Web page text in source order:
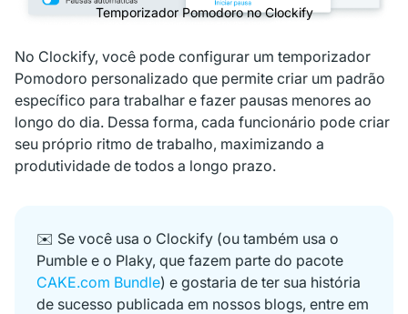
Temporizador Pomodoro no Clockify
No Clockify, você pode configurar um temporizador
Pomodoro personalizado que permite criar um padrão
específico para trabalhar e fazer pausas menores ao
longo do dia. Dessa forma, cada funcionário pode criar
seu próprio ritmo de trabalho, maximizando a
produtividade de todos a longo prazo.
✉️ Se você usa o Clockify (ou também usa o
Pumble e o Plaky, que fazem parte do pacote
CAKE.com Bundle) e gostaria de ter sua história
de sucesso publicada em nossos blogs, entre em